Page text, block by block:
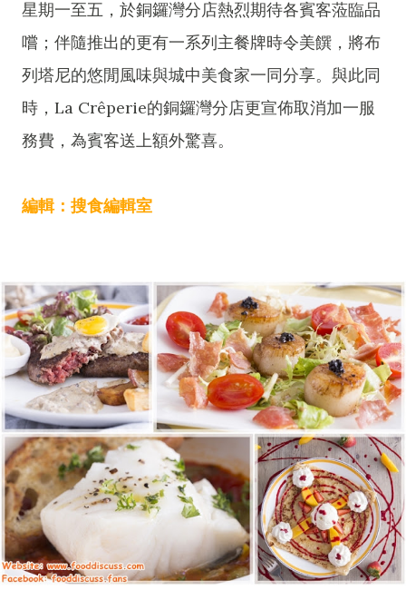
星期一至五，於銅鑼灣分店熱烈期待各賓客蒞臨品
嚐；伴隨推出的更有一系列主餐牌時令美饌，將布
列塔尼的悠閒風味與城中美食家一同分享。與此同
時，La Crêperie的銅鑼灣分店更宣佈取消加一服
務費，為賓客送上額外驚喜。
編輯：搜食編輯室